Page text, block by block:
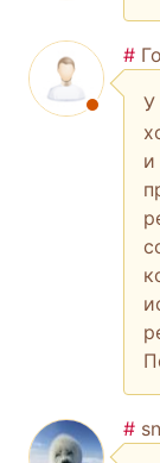
#
У
и
#